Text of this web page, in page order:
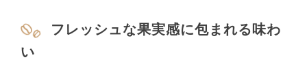
フレッシュな果実感に包まれる味わ
い